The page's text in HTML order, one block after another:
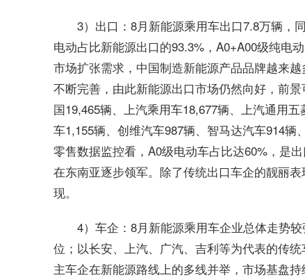
3）出口：8月新能源乘用车出口7.8万辆，
电动占比新能源出口的93.3%，A0+A00级纯电
市场扩张需求，中国制造新能源产品品牌越来
不断完善，由此新能源出口市场仍然向好，前
国19,465辆、上汽乘用车18,677辆、上汽通用
车1,155辆、创维汽车987辆、智马达汽车914
零售数据监控看，A0级电动车占比达60%，是
在东南亚逐步领军。除了传统出口车企的靓丽
现。
4）车企：8月新能源乘用车企业总体走势
位；以长安、上汽、广汽、吉利等为代表的传
主车企在新能源路线上的多线并举，市场基盘